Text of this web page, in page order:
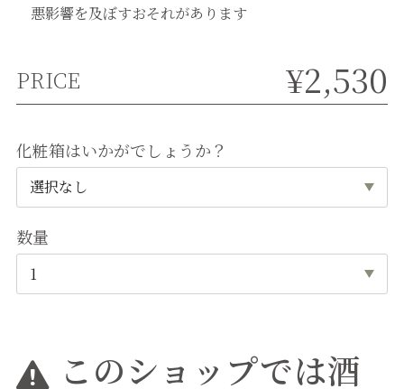
悪影響を及ぼすおそれがあります
PRICE ¥2,530
化粧箱はいかがでしょうか？
数量
このショップでは酒